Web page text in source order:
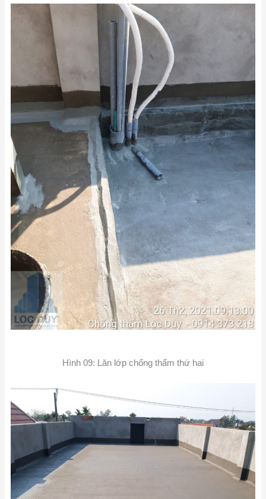
Hình 09: Lăn lớp chống thấm thứ hai